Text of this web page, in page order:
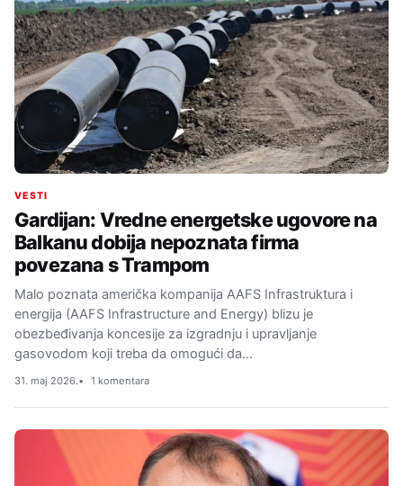
VESTI
Gardijan: Vredne energetske ugovore na
Balkanu dobija nepoznata firma
povezana s Trampom
Malo poznata američka kompanija AAFS Infrastruktura i
energija (AAFS Infrastructure and Energy) blizu je
obezbeđivanja koncesije za izgradnju i upravljanje
gasovodom koji treba da omogući da…
31. maj 2026. 1 komentara